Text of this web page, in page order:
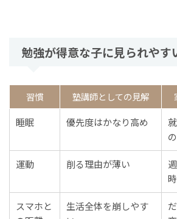
勉強が得意な子に見られやす
習慣 塾講師としての見解
睡眠
優先度はかなり高め
運動 削る理由が薄い
スマホと
生活全体を崩しやす